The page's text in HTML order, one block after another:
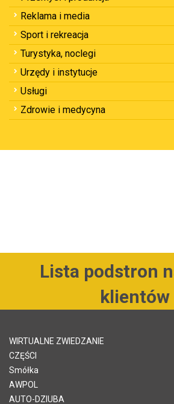
Reklama i media
Sport i rekreacja
Turystyka, noclegi
Urzędy i instytucje
Usługi
Zdrowie i medycyna
Lista podstron
klientów
WIRTUALNE ZWIEDZANIE
CZĘŚCI
Smółka
AWPOL
AUTO-DZIUBA